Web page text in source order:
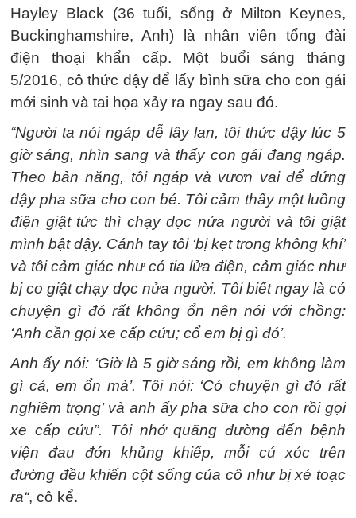
Hayley Black (36 tuổi, sống ở Milton Keynes,
Buckinghamshire, Anh) là nhân viên tổng đài
điện thoại khẩn cấp. Một buổi sáng tháng
5/2016, cô thức dậy để lấy bình sữa cho con gái
mới sinh và tai họa xảy ra ngay sau đó.
“Người ta nói ngáp dễ lây lan, tôi thức dậy lúc 5
giờ sáng, nhìn sang và thấy con gái đang ngáp.
Theo bản năng, tôi ngáp và vươn vai để đứng
dậy pha sữa cho con bé. Tôi cảm thấy một luồng
điện giật tức thì chạy dọc nửa người và tôi giật
mình bật dậy. Cánh tay tôi ‘bị kẹt trong không khí’
và tôi cảm giác như có tia lửa điện, cảm giác như
bị co giật chạy dọc nửa người. Tôi biết ngay là có
chuyện gì đó rất không ổn nên nói với chồng:
‘Anh cần gọi xe cấp cứu; cổ em bị gì đó’.
Anh ấy nói: ‘Giờ là 5 giờ sáng rồi, em không làm
gì cả, em ổn mà’. Tôi nói: ‘Có chuyện gì đó rất
nghiêm trọng’ và anh ấy pha sữa cho con rồi gọi
xe cấp cứu”. Tôi nhớ quãng đường đến bệnh
viện đau đớn khủng khiếp, mỗi cú xóc trên
đường đều khiến cột sống của cô như bị xé toạc
ra“, cô kể.